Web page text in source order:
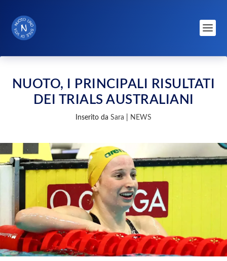
NUOTO, I PRINCIPALI RISULTATI
DEI TRIALS AUSTRALIANI
Inserito da Sara NEWS